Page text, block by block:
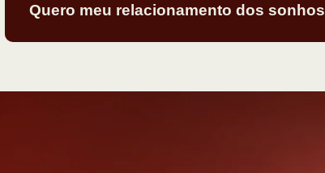
Quero meu relacionamento dos sonhos